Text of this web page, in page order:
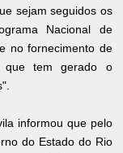
sejam seguidos os
Nacional de
no fornecimento de
que tem gerado o
informou que pelo
do Estado do Rio